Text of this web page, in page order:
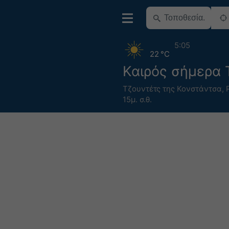
Καιρός σήμερα
Τζουντέτς της Κονστάντσα,
15μ. σ.θ.
22 °C
5:05